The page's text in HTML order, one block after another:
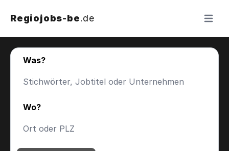
Regiojobs-be.de Menü
Was?
Wo?